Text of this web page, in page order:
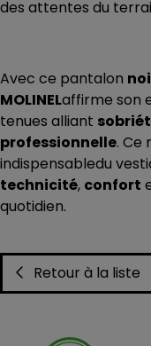
des attentes du
Avec ce pantalon
MOLINELaffirme son
tenues alliant
professionnelle. Ce
indispensabledu
technicité, confort
quotidien.
Retour à la liste